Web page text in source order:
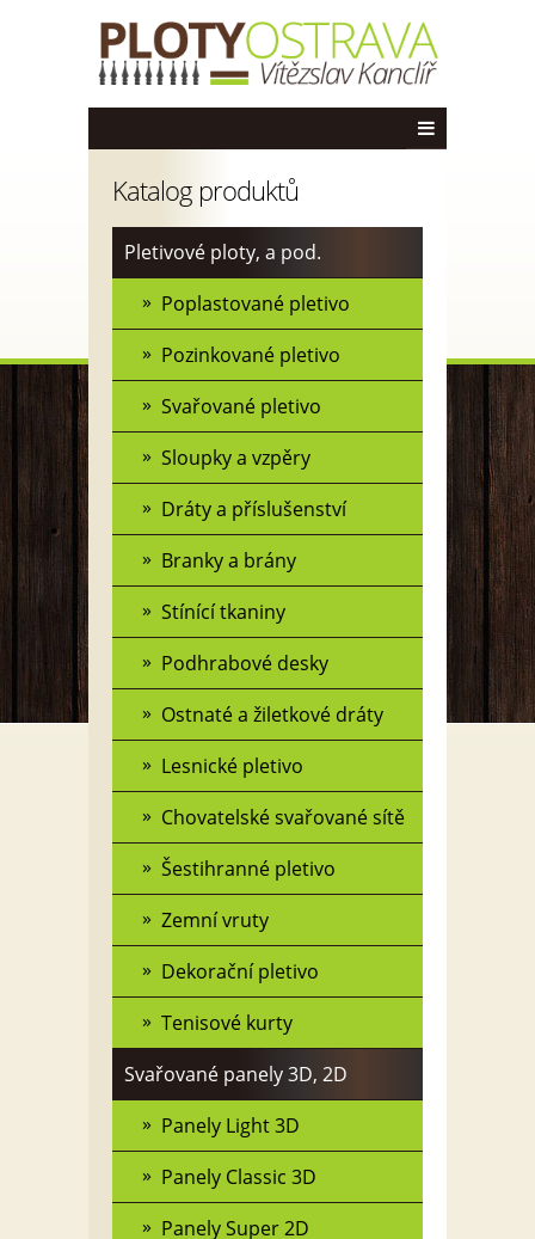
Katalog produktů
Pletivové ploty, a pod.
Poplastované pletivo
Pozinkované pletivo
Svařované pletivo
Sloupky a vzpěry
Dráty a příslušenství
Branky a brány
Stínící tkaniny
Podhrabové desky
Ostnaté a žiletkové dráty
Lesnické pletivo
Chovatelské svařované sítě
Šestihranné pletivo
Zemní vruty
Dekorační pletivo
Tenisové kurty
Svařované panely 3D, 2D
Panely Light 3D
Panely Classic 3D
Panely Super 2D